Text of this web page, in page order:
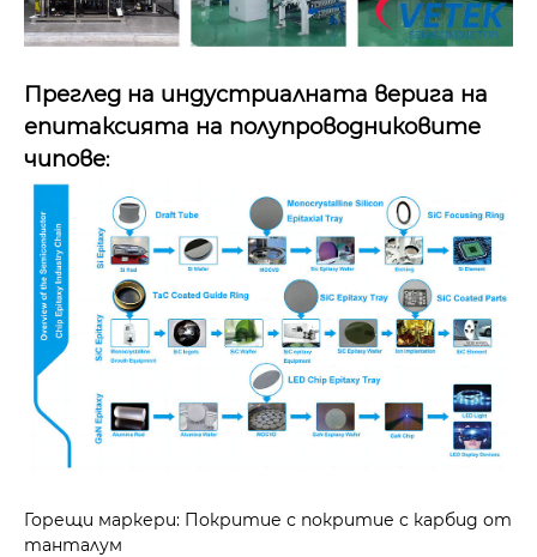
Преглед на индустриалната верига на
епитаксията на полупроводниковите
чипове:
Горещи маркери: Покритие с покритие с карбид от
танталум